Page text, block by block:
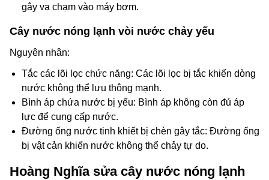
gây va chạm vào máy bơm.
Cây nước nóng lạnh vòi nước chảy yếu
Nguyên nhân:
Tắc các lõi lọc chức năng: Các lõi lọc bị tắc khiến dòng
nước không thể lưu thông mạnh.
Bình áp chứa nước bị yếu: Bình áp không còn đủ áp
lực để cung cấp nước.
Đường ống nước tinh khiết bị chèn gây tắc: Đường ống
bị vật cản khiến nước không thể chảy tự do.
Hoàng Nghĩa sửa cây nước nóng lạnh